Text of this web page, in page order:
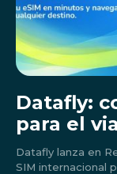
Datafly:
para el
Datafly lanza en
SIM internacional